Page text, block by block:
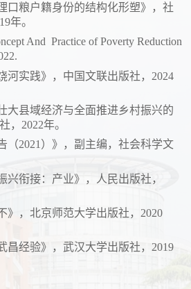
口粮户籍身份的结构化形塑》，社
年。
And Practice of Poverty Reduction
河实践》，中国文联出版社， 2024
大县域经济与全面推进乡村振兴的
， 2022年。
（2021）》，副主编，社会科学文
兴衔接：产业》，人民出版社，
》，北京师范大学出版社， 2020
昌经验》，武汉大学出版社，2019